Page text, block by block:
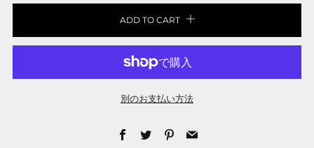
ADD TO CART
別のお支払い方法
Facebook
TwitterPinterest
Email